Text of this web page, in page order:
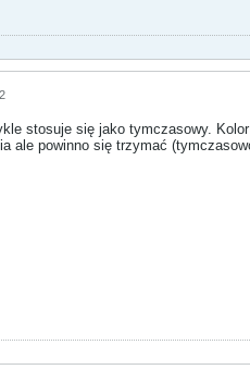
stosuje się jako tymczasowy.
ale powinno się trzymać